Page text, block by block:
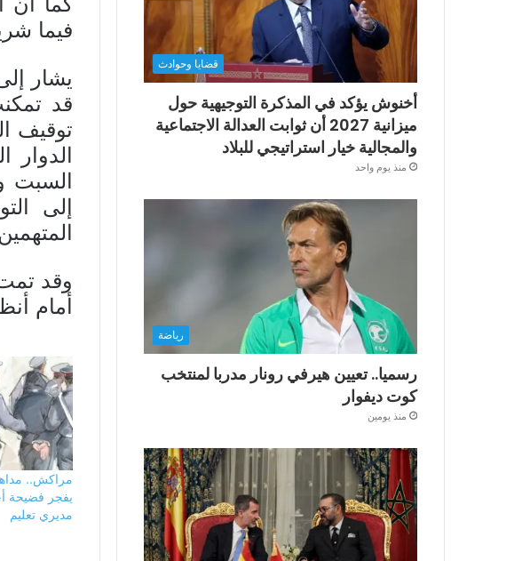
فيما
يشار
توقيف
الدوار
السبت
إلى
وقد
أمام
مراكش..
يفجر فضيحة
مديري تعليم
قضايا وحوادث
أخنوش يؤكد في المذكرة التوجيهية حول
ميزانية 2027 أن ثوابت العدالة الاجتماعية
والمجالية خيار استراتيجي للبلاد
منذ يوم واحد
رياضة
رسميا.. تعيين هيرفي رونار مدربا لمنتخب
كوت ديفوار
منذ يومين